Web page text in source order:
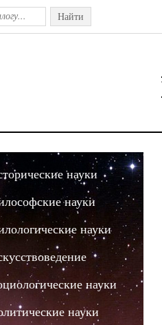
Найти
науки
науки
науки
науки
науки